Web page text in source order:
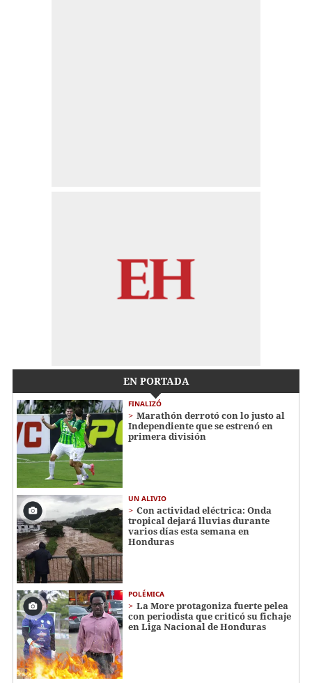
EN PORTADA
FINALIZÓ
Marathón derrotó con lo justo al
Independiente que se estrenó en
primera división
UN ALIVIO
Con actividad eléctrica: Onda
tropical dejará lluvias durante
varios días esta semana en
Honduras
POLÉMICA
La More protagoniza fuerte pelea
con periodista que criticó su fichaje
en Liga Nacional de Honduras